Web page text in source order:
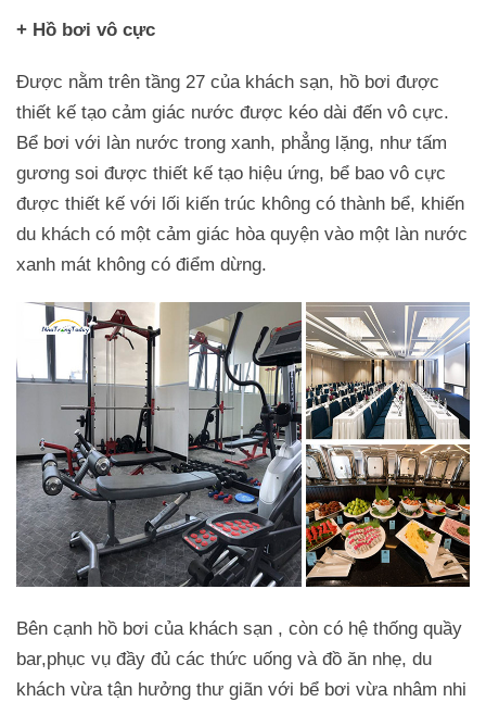
+ Hồ bơi vô cực
Được nằm trên tầng 27 của khách sạn, hồ bơi được
thiết kế tạo cảm giác nước được kéo dài đến vô cực.
Bể bơi với làn nước trong xanh, phẳng lặng, như tấm
gương soi được thiết kế tạo hiệu ứng, bể bao vô cực
được thiết kế với lối kiến trúc không có thành bể, khiến
du khách có một cảm giác hòa quyện vào một làn nước
xanh mát không có điểm dừng.
Bên cạnh hồ bơi của khách sạn , còn có hệ thống quầy
bar,phục vụ đầy đủ các thức uống và đồ ăn nhẹ, du
khách vừa tận hưởng thư giãn với bể bơi vừa nhâm nhi